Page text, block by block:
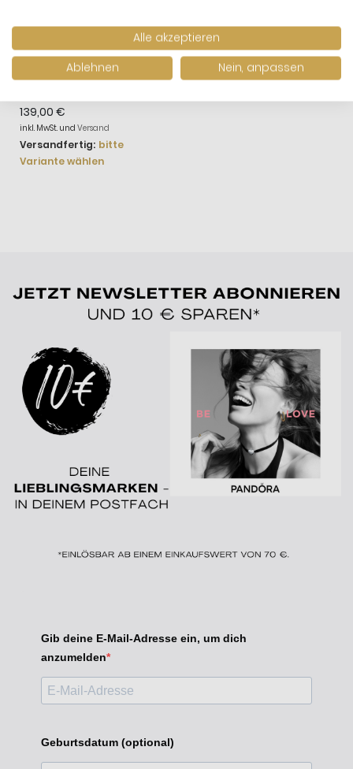
Rauschmayer
Damen Zirkonia Silber
15-00019
139,00 €
inkl. MwSt. und Versand
Versandfertig: bitte
Variante wählen
Gib deine E-Mail-Adresse ein, um dich
anzumelden
Geburtsdatum (optional)
Alle akzeptieren
Ablehnen
Nein, anpassen